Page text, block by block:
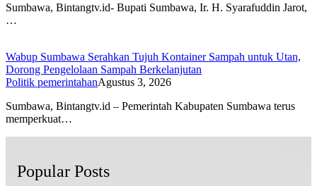
Sumbawa, Bintangtv.id- Bupati Sumbawa, Ir. H. Syarafuddin Jarot,
…
Wabup Sumbawa Serahkan Tujuh Kontainer Sampah untuk Utan,
Dorong Pengelolaan Sampah Berkelanjutan
Politik pemerintahanAgustus 3, 2026
Sumbawa, Bintangtv.id – Pemerintah Kabupaten Sumbawa terus
memperkuat…
Popular Posts